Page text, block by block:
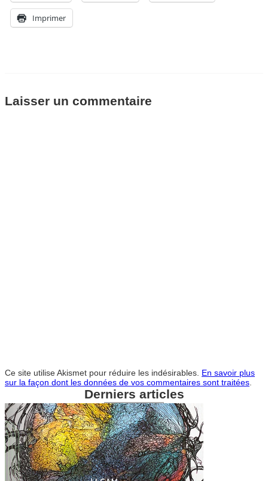
Imprimer
Laisser un commentaire
Ce site utilise Akismet pour réduire les indésirables. En savoir plus
sur la façon dont les données de vos commentaires sont traitées
Derniers articles